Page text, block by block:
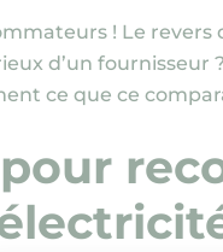
! Le revers
d’un fournisseur
ce que ce